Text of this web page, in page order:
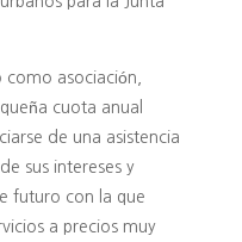
asociación,
cuota anual
de una asistencia
sus intereses y
futuro con la que
a precios muy